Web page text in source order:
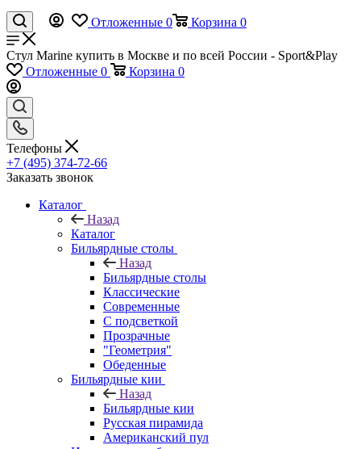
Отложенные 0 Корзина 0
Стул Marine купить в Москве и по всей России - Sport&Play
Отложенные 0 Корзина 0
Телефоны
+7 (495) 374-72-66
Заказать звонок
Каталог
Назад
Каталог
Бильярдные столы
Назад
Бильярдные столы
Классические
Современные
С подсветкой
Прозрачные
"Геометрия"
Обеденные
Бильярдные кии
Назад
Бильярдные кии
Русская пирамида
Американский пул